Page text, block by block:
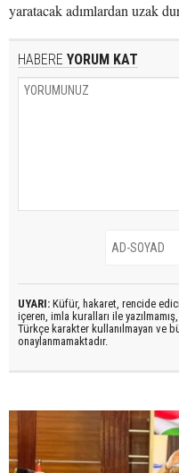
yaratacak adımlardan uzak
HABERE YORUM KAT
UYARI: Küfür, hakaret, rencide
içeren, imla kuralları ile yazılmamış,
Türkçe karakter kullanılmayan ve
onaylanmamaktadır.